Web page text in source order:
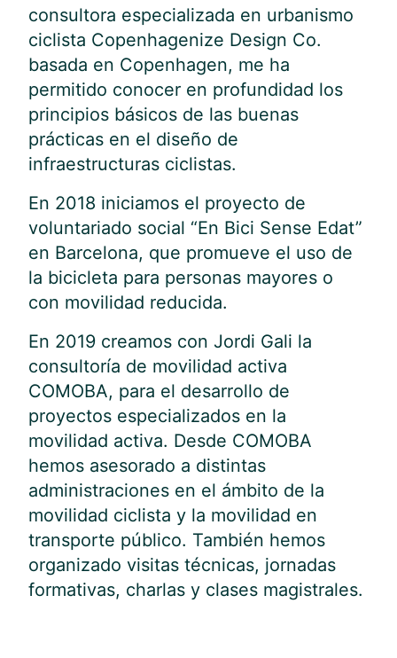
consultora especializada en urbanismo
ciclista Copenhagenize Design Co.
basada en Copenhagen, me ha
permitido conocer en profundidad los
principios básicos de las buenas
prácticas en el diseño de
infraestructuras ciclistas.
En 2018 iniciamos el proyecto de
voluntariado social “En Bici Sense Edat”
en Barcelona, que promueve el uso de
la bicicleta para personas mayores o
con movilidad reducida.
En 2019 creamos con Jordi Gali la
consultoría de movilidad activa
COMOBA, para el desarrollo de
proyectos especializados en la
movilidad activa. Desde COMOBA
hemos asesorado a distintas
administraciones en el ámbito de la
movilidad ciclista y la movilidad en
transporte público. También hemos
organizado visitas técnicas, jornadas
formativas, charlas y clases magistrales.